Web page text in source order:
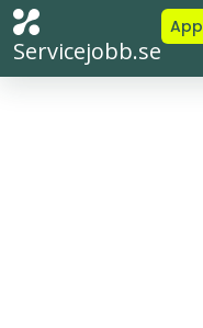
Servicejobb.se
App